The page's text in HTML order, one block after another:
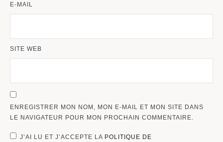
E-MAIL
SITE WEB
ENREGISTRER MON NOM, MON E-MAIL ET MON SITE DANS
LE NAVIGATEUR POUR MON PROCHAIN COMMENTAIRE.
J’AI LU ET J’ACCEPTE LA POLITIQUE DE